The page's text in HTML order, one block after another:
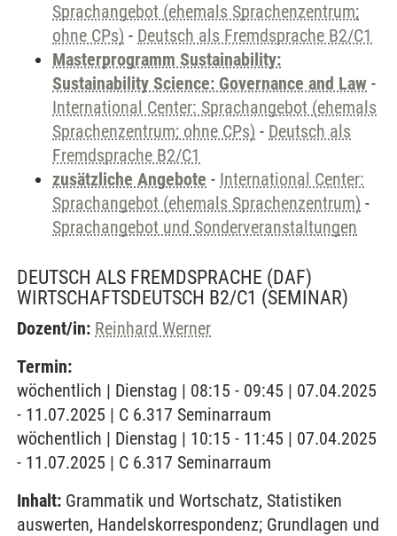
Sprachangebot (ehemals Sprachenzentrum;
ohne CPs) - Deutsch als Fremdsprache B2/C1
Masterprogramm Sustainability:
Sustainability Science: Governance and Law -
International Center: Sprachangebot (ehemals
Sprachenzentrum; ohne CPs) - Deutsch als
Fremdsprache B2/C1
zusätzliche Angebote - International Center:
Sprachangebot (ehemals Sprachenzentrum) -
Sprachangebot und Sonderveranstaltungen
DEUTSCH ALS FREMDSPRACHE (DAF)
WIRTSCHAFTSDEUTSCH B2/C1 (SEMINAR)
Dozent/in: Reinhard Werner
Termin:
wöchentlich | Dienstag | 08:15 - 09:45 | 07.04.2025
- 11.07.2025 | C 6.317 Seminarraum
wöchentlich | Dienstag | 10:15 - 11:45 | 07.04.2025
- 11.07.2025 | C 6.317 Seminarraum
Inhalt: Grammatik und Wortschatz, Statistiken
auswerten, Handelskorrespondenz; Grundlagen und